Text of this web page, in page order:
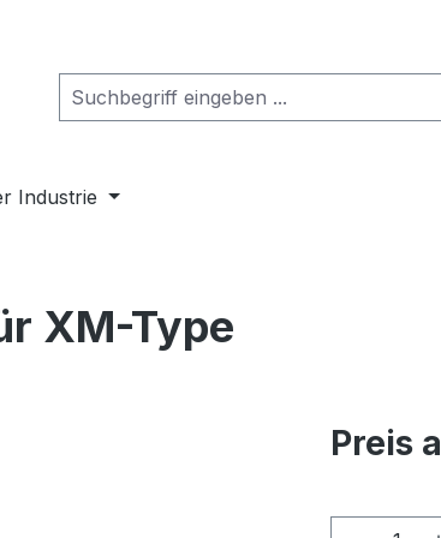
Industrie
XM-Type
Preis